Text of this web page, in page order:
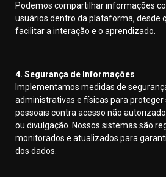
Podemos compartilhar informações
usuários dentro da plataforma, desde
facilitar a interação e o aprendizado.
4. Segurança de Informações
Implementamos medidas de
administrativas e físicas para
pessoais contra acesso não
ou divulgação. Nossos sistemas são
monitorados e atualizados para
dos dados.